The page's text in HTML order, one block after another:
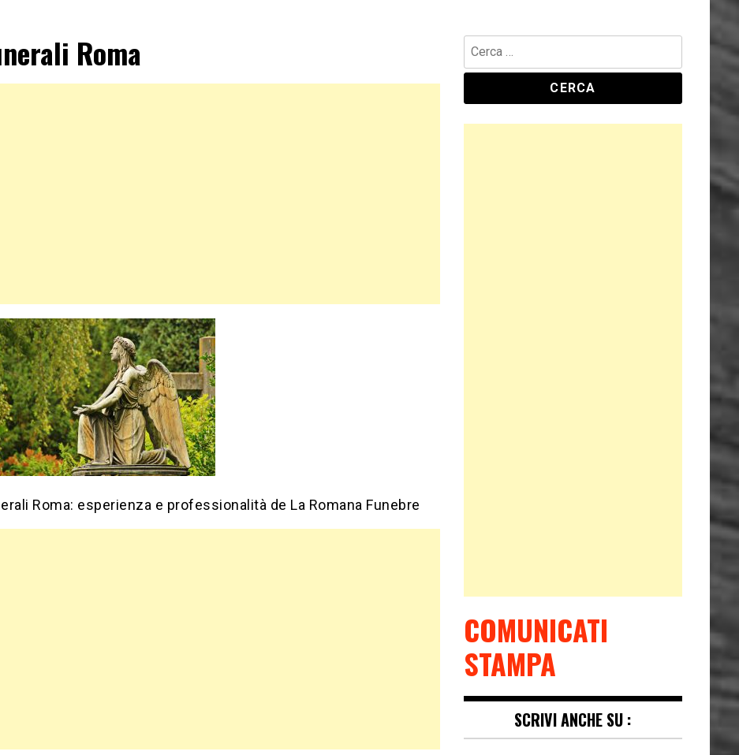
Roma
Roma: esperienza e professionalità de La Romana Funebre
COMUNICATI
STAMPA
SCRIVI ANCHE SU :